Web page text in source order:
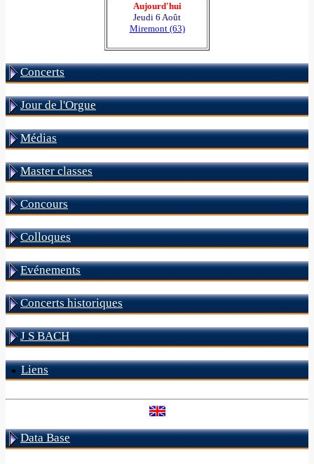
Aujourd'hui
Jeudi 6 Août
Miremont (63)
Concerts
Jour de l'Orgue
Médias
Master classes
Concours
Colloques
Evénements
Concerts historiques
J S BACH
Liens
Data Base